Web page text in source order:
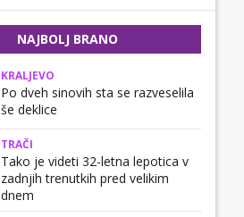
NAJBOLJ BRANO
KRALJEVO
Po dveh sinovih sta se razveselila
še deklice
TRAČI
Tako je videti 32-letna lepotica v
zadnjih trenutkih pred velikim
dnem